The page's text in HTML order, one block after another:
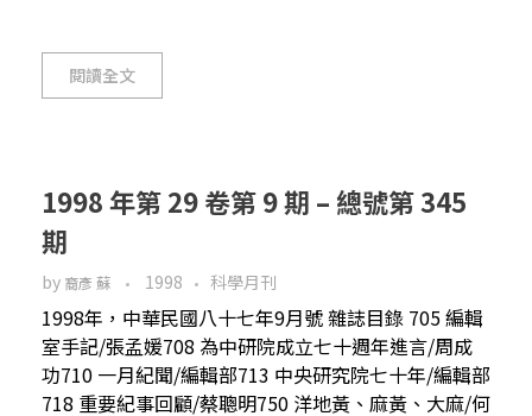
閱讀全文
1998 年第 29 卷第 9 期 – 總號第 345
期
by 裔彥 蘇 1998 科學月刊
1998年，中華民國八十七年9月號 雜誌目錄 705 編輯
室手記/張孟媛708 為中研院成立七十週年進言/周成
功710 一月紀聞/編輯部713 中央研究院七十年/編輯部
718 重要紀事回顧/蔡聰明750 洋地黃、麻黃、大麻/何